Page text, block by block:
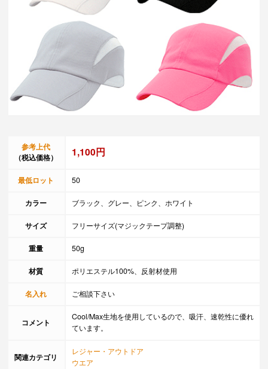
参考上代
（税込価格）
1,100円
最低ロット 50
カラー ブラック、グレー、ピンク、ホワイト
サイズ フリーサイズ(マジックテープ調整)
重量 50g
材質 ポリエステル100%、反射材使用
名入れ ご相談下さい
コメント
Cool/Max生地を使用しているので、吸汗、速乾性に優れ
ています。
関連カテゴリ
レジャー・アウトドア
ウエア